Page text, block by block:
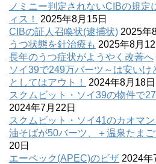
ノミニー判定されないCIBの規定
ィス！
2025年8月15日
CIBの証人召喚状(逮捕状) 2025年
うつ状態を針治療も 2025年8月12
長年のうつ症状がようやく改善へ
ソイ39で249万バーツ～は安い
としてはアウト！
2024年8月18日
スクムビット・ソイ39の物件で
2024年7月22日
スクムビット・ソイ41のカオマン
油そばが50バーツ、＋温泉たま
20日
エーペック(APEC)のビザ 2024年